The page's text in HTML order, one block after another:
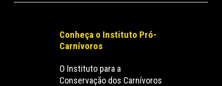
Conheça o Instituto Pró-
Carnívoros
O Instituto para a
Conservação dos Carnívoros